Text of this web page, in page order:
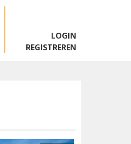
LOGIN
REGISTREREN